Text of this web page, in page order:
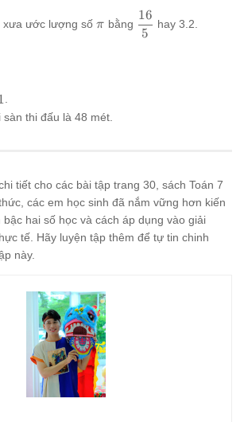
xưa ước lượng số \pi
π bằng \dfrac{16}
{5}
5
16
hay 3.2.
.
sàn thi đấu là 48 mét.
tiết cho các bài tập trang 30, sách Toán 7
các em học sinh đã nắm vững hơn kiến
hai số học và cách áp dụng vào giải
tế. Hãy luyện tập thêm để tự tin chinh
này.